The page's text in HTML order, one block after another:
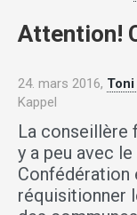
Attention!
24. mars 2016,
Kappel
La conseillère
y a peu avec
Confédération
réquisitionner